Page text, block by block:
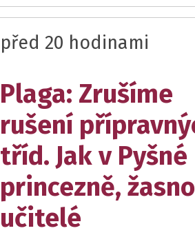
před 20 hodinami
Plaga: Zrušíme
rušení
tříd. Jak v Pyšné
princezně,
učitelé